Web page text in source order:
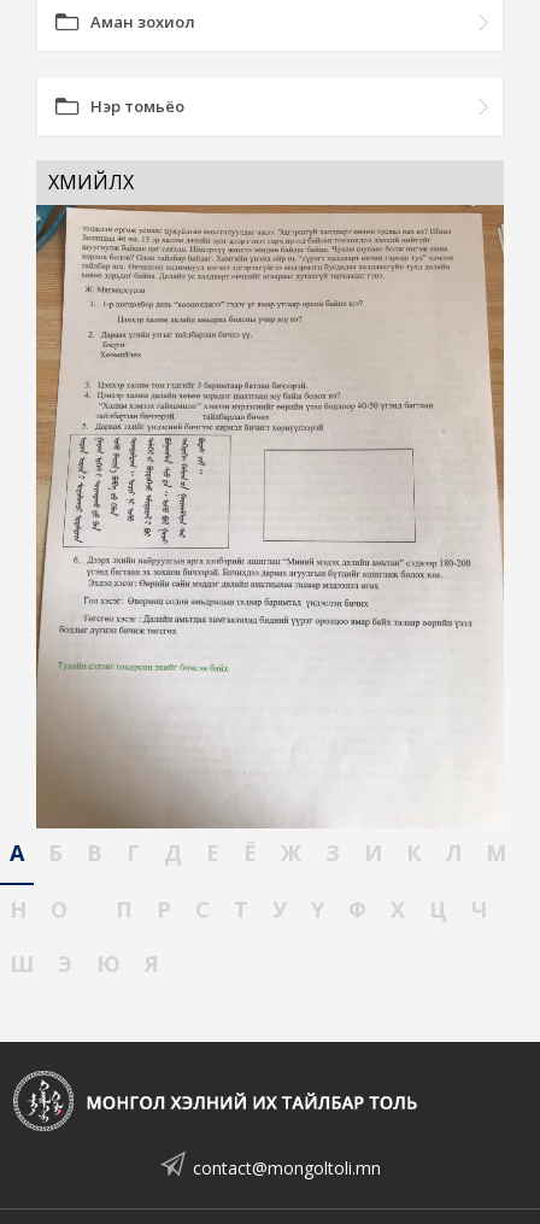
Аман зохиол
Нэр томьёо
ХӨӨМИЙЛӨХ
А Б В Г Д Е Ё Ж З И К Л
М
Н
О П Р С Т У Ү Ф Х Ц
Ч
Ш
Э Ю Я
contact@mongoltoli.mn